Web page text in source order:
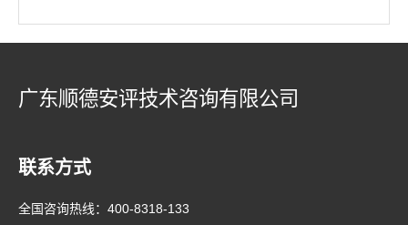
广东顺德安评技术咨询有限公司
联系方式
全国咨询热线： 400-8318-133